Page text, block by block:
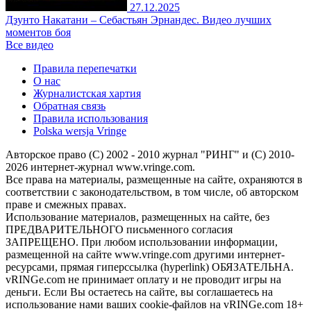
27.12.2025
Дзунто Накатани – Себастьян Эрнандес. Видео лучших
моментов боя
Все видео
Правила перепечатки
О нас
Журналистская хартия
Обратная связь
Правила использования
Polska wersja Vringe
Авторское право (С) 2002 - 2010 журнал "РИНГ" и (С) 2010-
2026 интернет-журнал www.vringe.com.
Все права на материалы, размещенные на сайте, охраняются в
соответствии с законодательством, в том числе, об авторском
праве и смежных правах.
Использование материалов, размещенных на сайте, без
ПРЕДВАРИТЕЛЬНОГО письменного согласия
ЗАПРЕЩЕНО. При любом использовании информации,
размещенной на сайте www.vringe.com другими интернет-
ресурсами, прямая гиперссылка (hyperlink) ОБЯЗАТЕЛЬНА.
vRINGe.com не принимает оплату и не проводит игры на
деньги. Если Вы остаетесь на сайте, вы соглашаетесь на
использование нами ваших cookie-файлов на vRINGe.com 18+